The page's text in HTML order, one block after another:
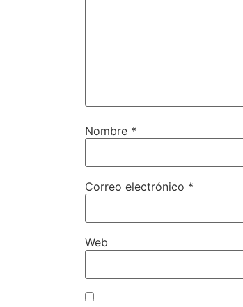
Nombre *
Correo electrónico *
Web